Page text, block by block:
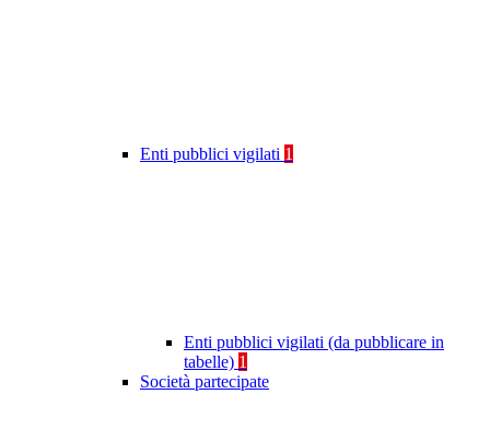
Enti pubblici vigilati 1
Enti pubblici vigilati (da pubblicare in
tabelle) 1
Società partecipate